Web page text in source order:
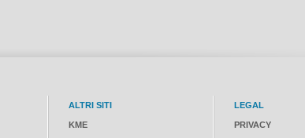
ALTRI SITI
KME
LEGAL
PRIVACY